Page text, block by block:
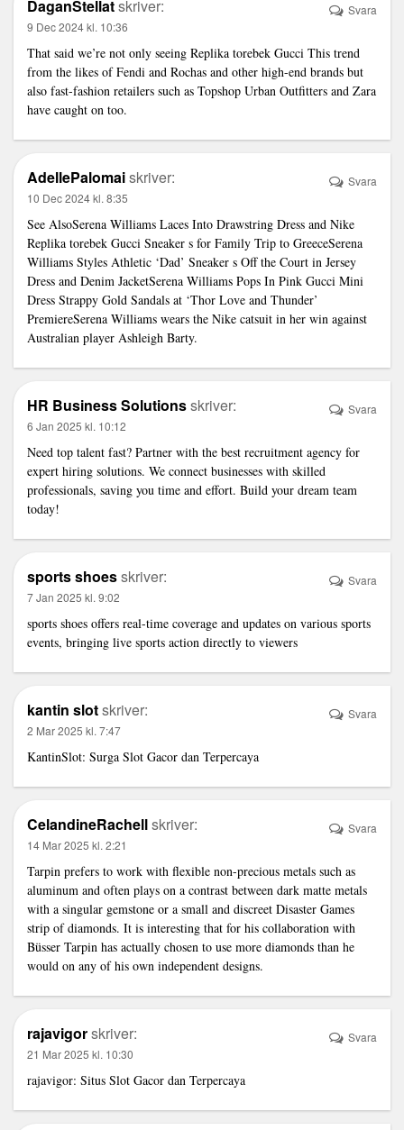
DaganStellatskriver:
9 Dec 2024 kl. 10:36
That said we’re not only seeing Replika torebek Gucci This trend
from the likes of Fendi and Rochas and other high-end brands but
also fast-fashion retailers such as Topshop Urban Outfitters and Zara
have caught on too.
Svara
AdellePalomaiskriver:
10 Dec 2024 kl. 8:35
See AlsoSerena Williams Laces Into Drawstring Dress and Nike
Replika torebek Gucci Sneaker s for Family Trip to GreeceSerena
Williams Styles Athletic ‘Dad’ Sneaker s Off the Court in Jersey
Dress and Denim JacketSerena Williams Pops In Pink Gucci Mini
Dress Strappy Gold Sandals at ‘Thor Love and Thunder’
PremiereSerena Williams wears the Nike catsuit in her win against
Australian player Ashleigh Barty.
Svara
HR Business Solutionsskriver:
6 Jan 2025 kl. 10:12
Need top talent fast? Partner with the best recruitment agency for
expert hiring solutions. We connect businesses with skilled
professionals, saving you time and effort. Build your dream team
today!
Svara
sports shoesskriver:
7 Jan 2025 kl. 9:02
sports shoes offers real-time coverage and updates on various sports
events, bringing live sports action directly to viewers
Svara
kantin slotskriver:
2 Mar 2025 kl. 7:47
KantinSlot: Surga Slot Gacor dan Terpercaya
Svara
CelandineRachellskriver:
14 Mar 2025 kl. 2:21
Tarpin prefers to work with flexible non-precious metals such as
aluminum and often plays on a contrast between dark matte metals
with a singular gemstone or a small and discreet Disaster Games
strip of diamonds. It is interesting that for his collaboration with
Büsser Tarpin has actually chosen to use more diamonds than he
would on any of his own independent designs.
Svara
rajavigorskriver:
21 Mar 2025 kl. 10:30
rajavigor: Situs Slot Gacor dan Terpercaya
Svara